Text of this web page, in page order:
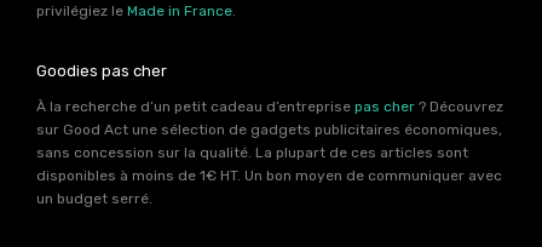
privilégiez le Made in France.
Goodies pas cher
À la recherche d’un petit cadeau d’entreprise pas cher ? Découvrez
sur Good Act une sélection de gadgets publicitaires économiques,
sans concession sur la qualité. La plupart de ces articles sont
disponibles à moins de 1€ HT. Un bon moyen de communiquer avec
un budget serré.